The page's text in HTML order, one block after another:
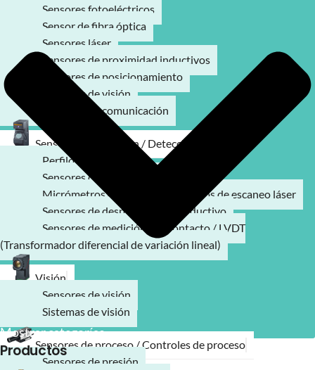
Sensores fotoeléctricos
Sensor de fibra óptica
Sensores láser
Sensores de proximidad inductivos
Sensores de posicionamiento
Sensores de visión
Modulos de comunicación
Sensores de medición / Detección
Perfilómetro láser
Sensores de desplazamiento láser
Micrómetros ópticos / Micrómetros de escaneo láser
Sensores de desplazamiento inductivo
Sensores de medición por contacto / LVDT
(Transformador diferencial de variación lineal)
Visión
Sensores de visión
Sistemas de visión
Sensores de proceso / Controles de proceso
Sensores de presión
Mostrar categorías
Productos